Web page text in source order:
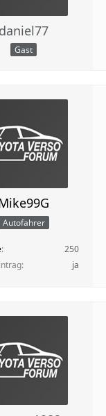
daniel77
Gast
Autofahrer
250
ja